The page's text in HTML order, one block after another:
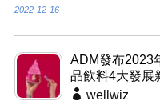
2022-12-16
ADM發布2023
品飲料4大發展
wellwiz